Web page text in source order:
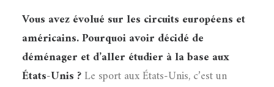
Vous avez évolué sur les circuits européens et
américains. Pourquoi avoir décidé de
déménager et d’aller étudier à la base aux
États-Unis ?Le sport aux États-Unis, c’est un